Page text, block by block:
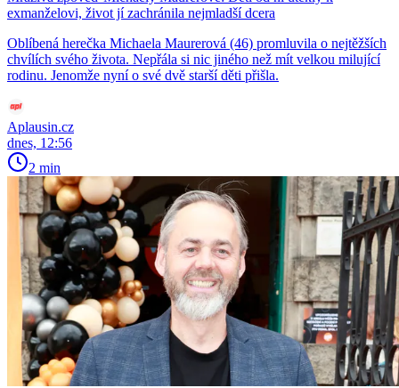
exmanželovi, život jí zachránila nejmladší dcera
Oblíbená herečka Michaela Maurerová (46) promluvila o nejtěžších
chvílích svého života. Nepřála si nic jiného než mít velkou milující
rodinu. Jenomže nyní o své dvě starší děti přišla.
Aplausin.cz
dnes, 12:56
2 min